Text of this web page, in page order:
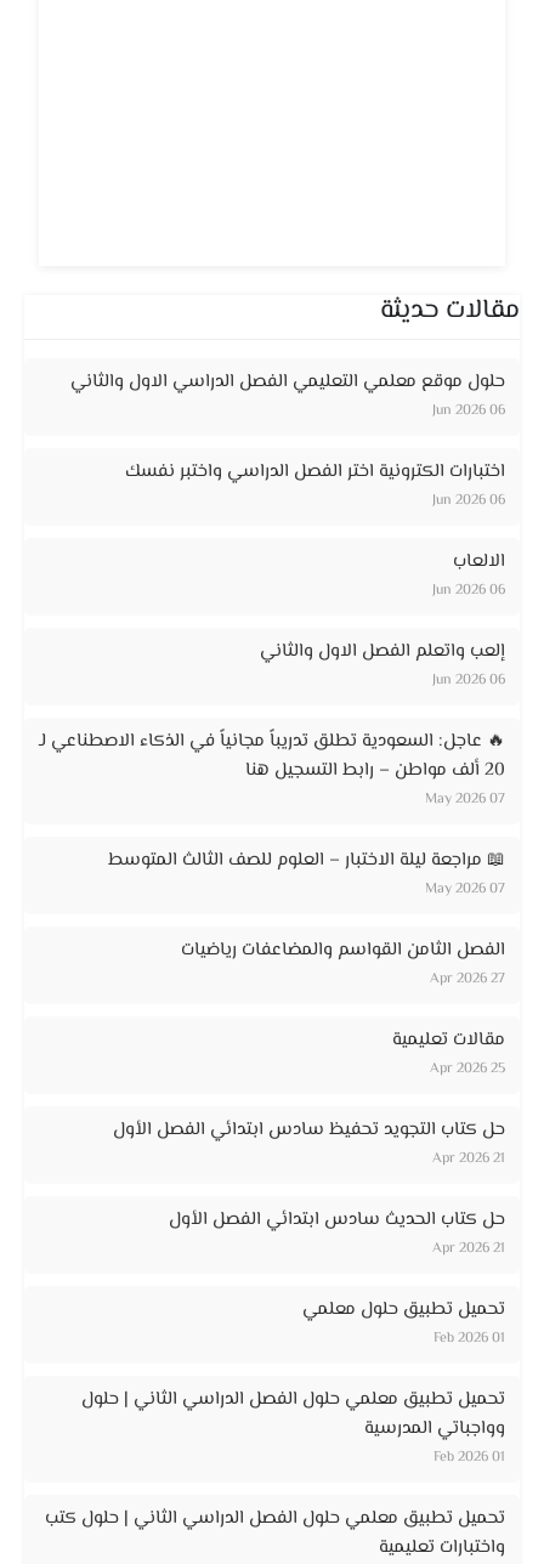
مقالات حديثة
حلول موقع معلمي التعليمي الفصل الدراسي الاول والثاني
06 Jun 2026
اختبارات الكترونية اختر الفصل الدراسي واختبر نفسك
06 Jun 2026
الالعاب
06 Jun 2026
إلعب واتعلم الفصل الاول والثاني
06 Jun 2026
🔥 عاجل: السعودية تطلق تدريباً مجانياً في الذكاء الاصطناعي لـ
20 ألف مواطن – رابط التسجيل هنا
07 May 2026
📖 مراجعة ليلة الاختبار – العلوم للصف الثالث المتوسط
07 May 2026
الفصل الثامن القواسم والمضاعفات رياضيات
27 Apr 2026
مقالات تعليمية
25 Apr 2026
حل كتاب التجويد تحفيظ سادس ابتدائي الفصل الأول
21 Apr 2026
حل كتاب الحديث سادس ابتدائي الفصل الأول
21 Apr 2026
تحميل تطبيق حلول معلمي
01 Feb 2026
تحميل تطبيق معلمي حلول الفصل الدراسي الثاني | حلول
وواجباتي المدرسية
01 Feb 2026
تحميل تطبيق معلمي حلول الفصل الدراسي الثاني | حلول كتب
واختبارات تعليمية